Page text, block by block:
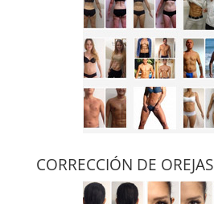
CORRECCIÓN DE OREJAS